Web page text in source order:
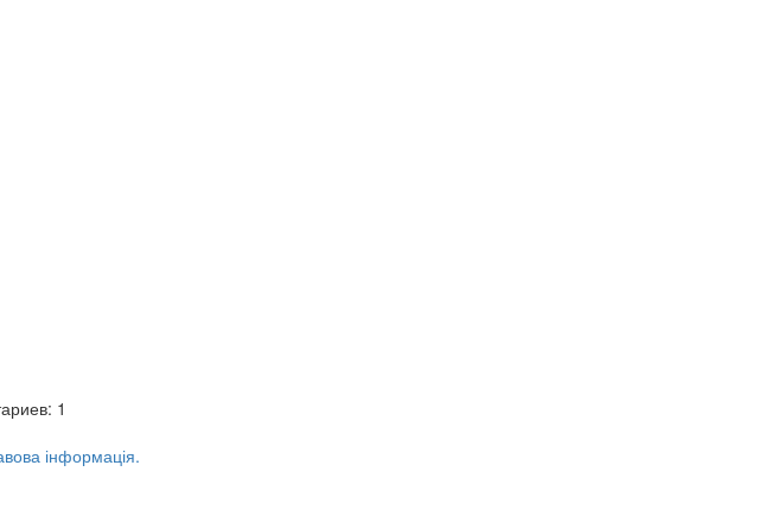
1
інформація.